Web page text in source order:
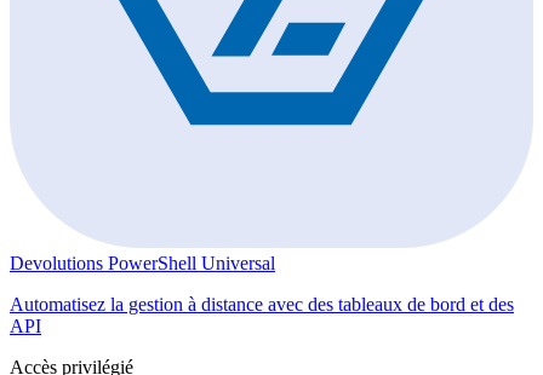
Devolutions PowerShell Universal
Automatisez la gestion à distance avec des tableaux de bord et des
API
Accès privilégié